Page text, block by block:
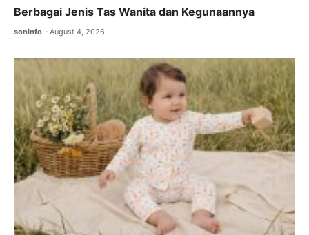
Berbagai Jenis Tas Wanita dan Kegunaannya
soninfo August 4, 2026